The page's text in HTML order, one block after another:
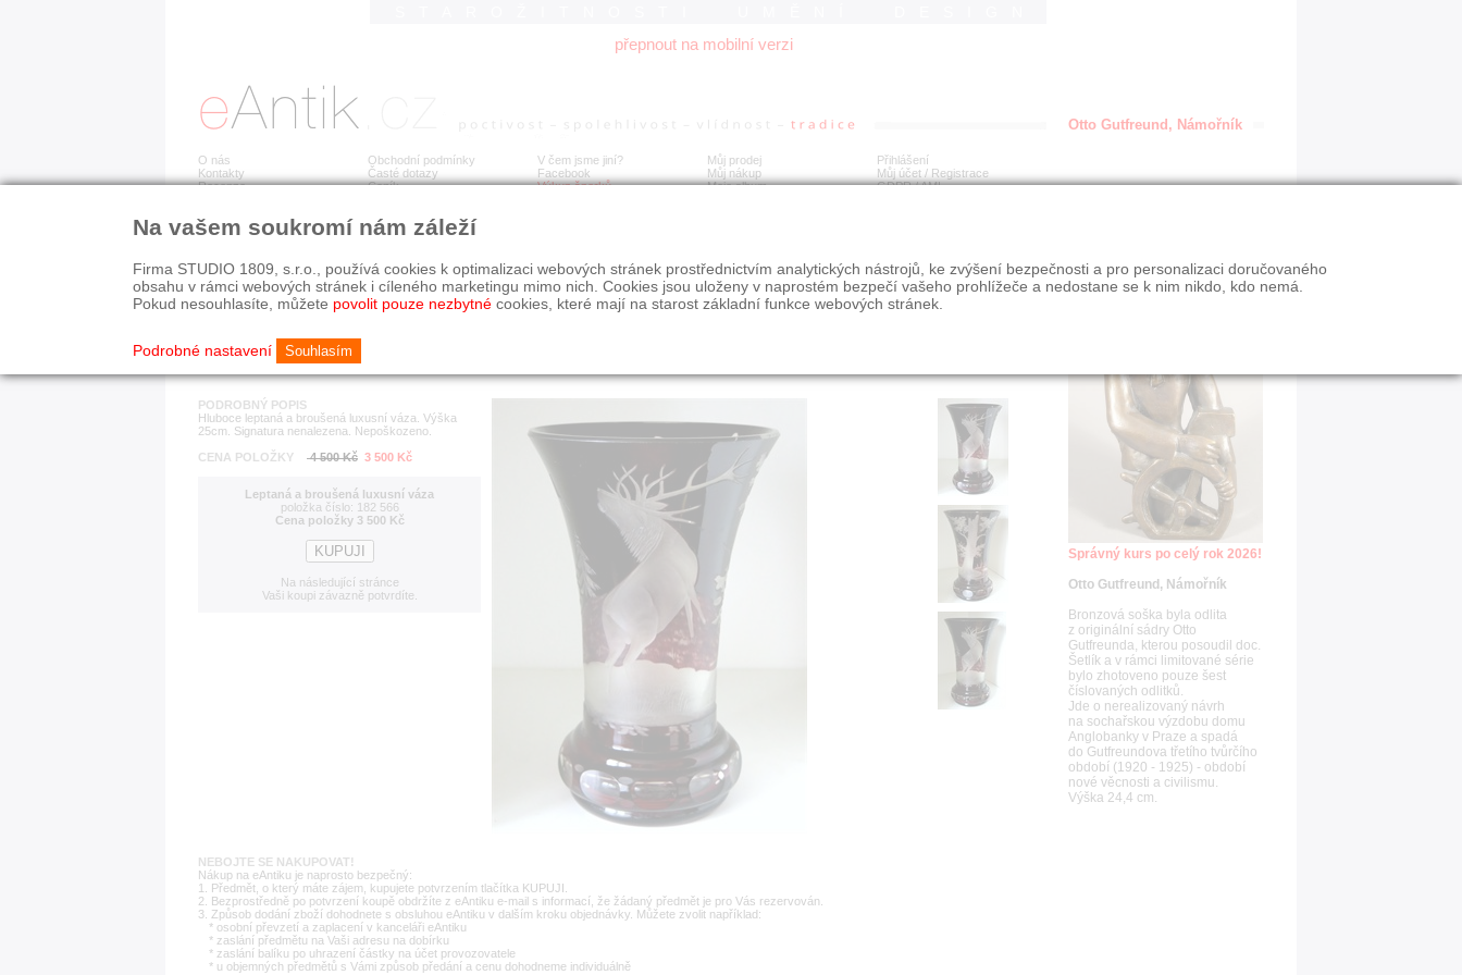
přepnout na mobilní verzi
O nás
Kontakty
Recenze
Obchodní podmínky
Časté dotazy
Ceník
V čem jsme jiní?
Facebook
Výkup šperků
Můj prodej
Můj nákup
Moje album
Přihlášení
Můj účet / Registrace
GDPR/AML
Detail položky č. 182 566 Leptaná a broušená luxusní váza
PODROBNÝ POPIS
Hluboce leptaná a broušená luxusní váza. Výška
25cm. Signatura nenalezena. Nepoškozeno.
CENA POLOŽKY
4 500 Kč 3 500 Kč
Leptaná a broušená luxusní váza
položka číslo: 182 566
Cena položky 3 500 Kč
Na následující stránce
Vaši koupi závazně potvrdíte.
NEBOJTE SE NAKUPOVAT!
Nákup na eAntiku je naprosto bezpečný:
1. Předmět, o který máte zájem, kupujete potvrzením tlačítka KUPUJI.
2. Bezprostředně po potvrzení koupě obdržíte z eAntiku e-mail s informací, že žádaný předmět je pro Vás rezervován.
3. Způsob dodání zboží dohodnete s obsluhou eAntiku v dalším kroku objednávky. Můžete zvolit například:
* osobní převzetí a zaplacení v kanceláři eAntiku
* zaslání předmětu na Vaši adresu na dobírku
* zaslání balíku po uhrazení částky na účet provozovatele
* u objemných předmětů s Vámi způsob předání a cenu dohodneme individuálně
Otto Gutfreund, Námořník
Správný kurs po celý rok 2026!
Otto Gutfreund, Námořník
Bronzová soška byla odlita
z originální sádry Otto
Gutfreunda, kterou posoudil doc.
Šetlík a v rámci limitované série
bylo zhotoveno pouze šest
číslovaných odlitků.
Jde o nerealizovaný návrh
na sochařskou výzdobu domu
Anglobanky v Praze a spadá
do Gutfreundova třetího tvůrčího
období (1920 - 1925) - období
nové věcnosti a civilismu.
Výška 24,4 cm.
Na vašem soukromí nám záleží
Firma STUDIO 1809, s.r.o., používá cookies k optimalizaci webových stránek prostřednictvím analytických nástrojů, ke zvýšení bezpečnosti a pro personalizaci doručovaného
obsahu v rámci webových stránek i cíleného marketingu mimo nich. Cookies jsou uloženy v naprostém bezpečí vašeho prohlížeče a nedostane se k nim nikdo, kdo nemá.
Pokud nesouhlasíte, můžete povolit pouze nezbytné cookies, které mají na starost základní funkce webových stránek.
Podrobné nastavení Souhlasím